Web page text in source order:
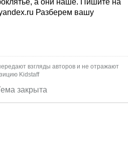
Разберем вашу
взгляды авторов и не отражают
Kidstaff
закрыта